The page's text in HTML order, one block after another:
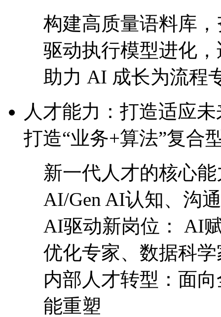
构建高质量语料库
驱动执行模型进化
助力 AI 成长为流程专
人才能力：打造适应
打造“业务+算法”复合
新一代人才的核心能力
AI/Gen AI认知、沟
AI驱动新岗位： AI
优化专家、数据科
内部人才转型：面向
能重塑